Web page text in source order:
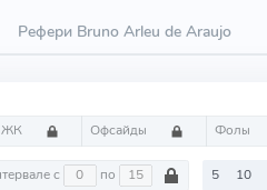
Рефери Bruno Arleu de Araujo
ЖК Офсайды Фолы
На интервале с по 5 10